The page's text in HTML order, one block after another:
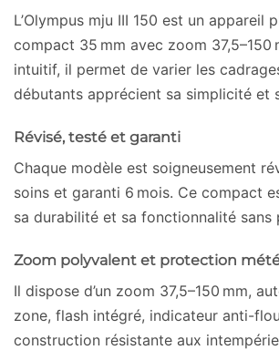
L’Olympus mju III 150 est un appareil
compact 35 mm avec zoom 37,5–150
intuitif, il permet de varier les
débutants apprécient sa simplicité et
Révisé, testé et garanti
Chaque modèle est soigneusement
soins et garanti 6 mois. Ce compact
sa durabilité et sa fonctionnalité sans
Zoom polyvalent et protection
Il dispose d’un zoom 37,5–150 mm,
zone, flash intégré, indicateur anti-
construction résistante aux